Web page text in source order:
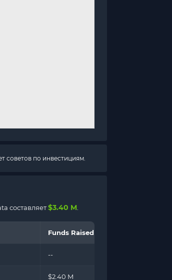
советов по инвестициям.
составляет$3.40 M
Funds Raised
--
$2.40 M